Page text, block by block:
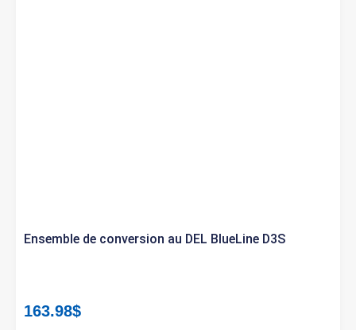
Ensemble de conversion au DEL BlueLine D3S
163.98$